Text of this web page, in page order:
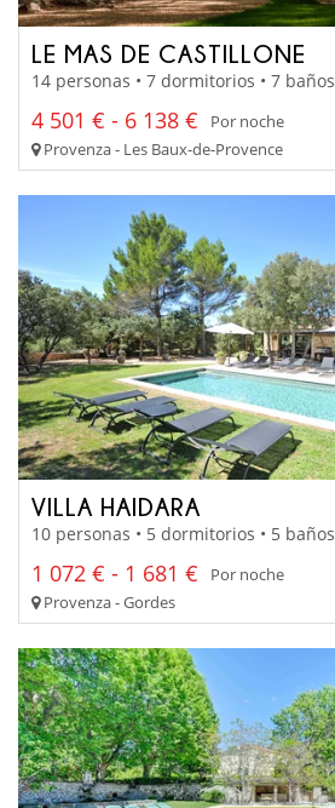
LE MAS DE CASTILLONE
14 personas • 7 dormitorios • 7 baños
4 501 € - 6 138 €
Por noche
Provenza - Les Baux-de-Provence
VILLA HAIDARA
10 personas • 5 dormitorios • 5 baños
1 072 € - 1 681 €
Por noche
Provenza - Gordes